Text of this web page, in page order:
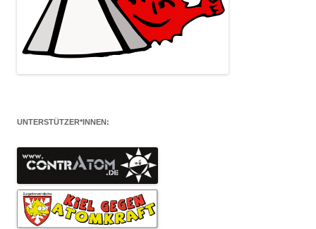
UNTERSTÜTZER*INNEN: